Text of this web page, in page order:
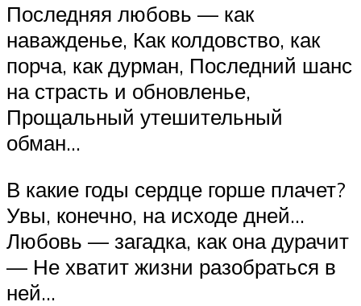
Последняя любовь — как
наважденье, Как колдовство, как
порча, как дурман, Последний шанс
на страсть и обновленье,
Прощальный утешительный
обман…
В какие годы сердце горше плачет?
Увы, конечно, на исходе дней…
Любовь — загадка, как она дурачит
— Не хватит жизни разобраться в
ней…